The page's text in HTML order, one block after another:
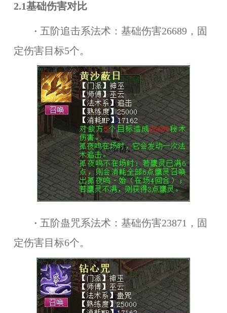
2.1基础伤害对比
· 五阶追击系法术：基础伤害26689，固
定伤害目标5个。
· 五阶蛊咒系法术：基础伤害23871，固
定伤害目标6个。